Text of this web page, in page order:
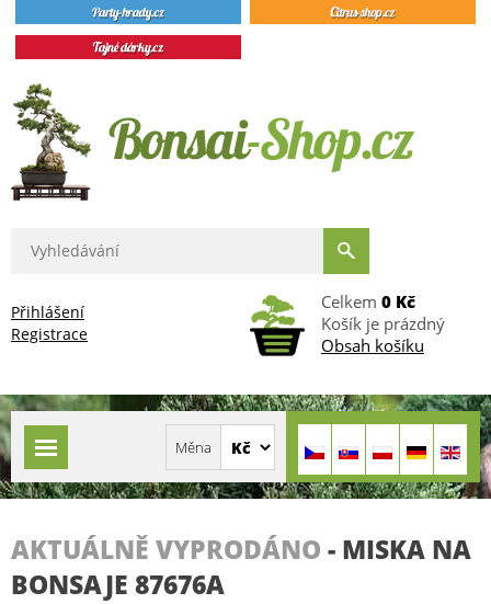
Přihlášení
Registrace
Celkem 0 Kč
Košík je prázdný
Obsah košíku
AKTUÁLNĚ VYPRODÁNO - MISKA NA
BONSAJE 87676A